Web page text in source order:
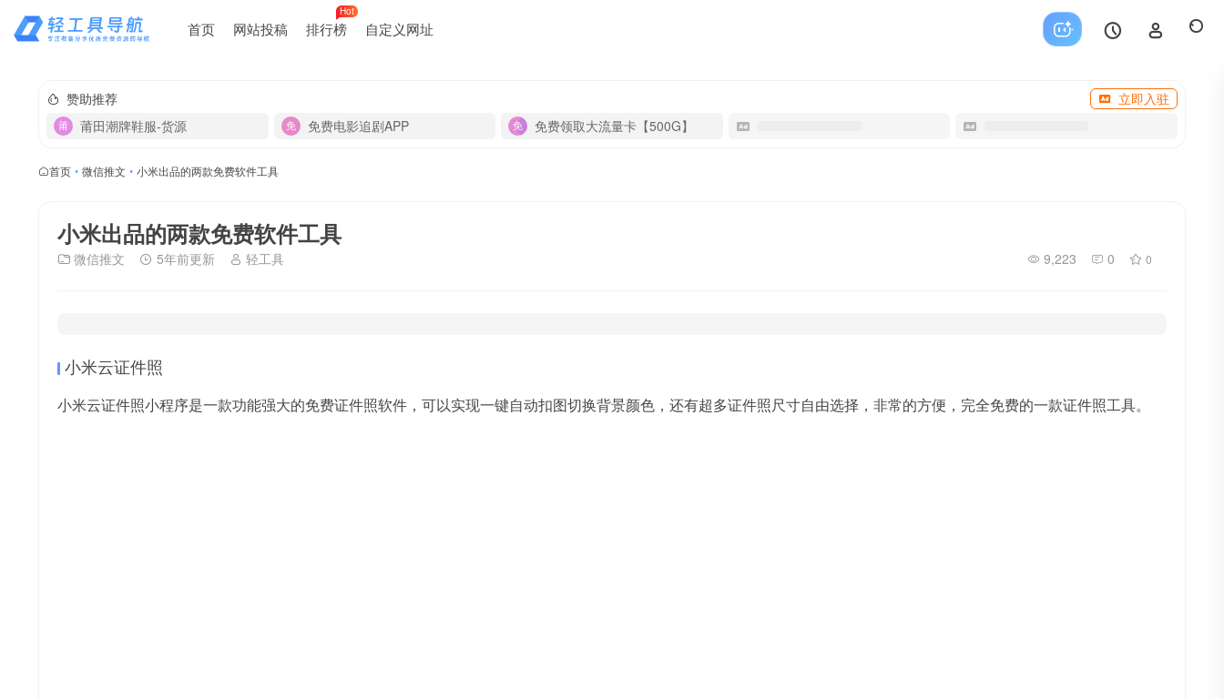
首页 网站投稿 排行榜
Hot
自定义网址
赞助推荐
立即入驻
莆田潮牌鞋服-货源
免费电影追剧APP 免费领取大流量卡【500G】
首页 • 微信推文 • 小米出品的两款免费软件工具
小米出品的两款免费软件工具
微信推文 5年前更新 轻工具 9,223 0 0
小米云证件照
小米云证件照小程序是一款功能强大的免费证件照软件，可以实现一键自动扣图切换背景颜色，还有超多证件照尺寸自由选择，非常的方便，完全免费的一款证件照工具。